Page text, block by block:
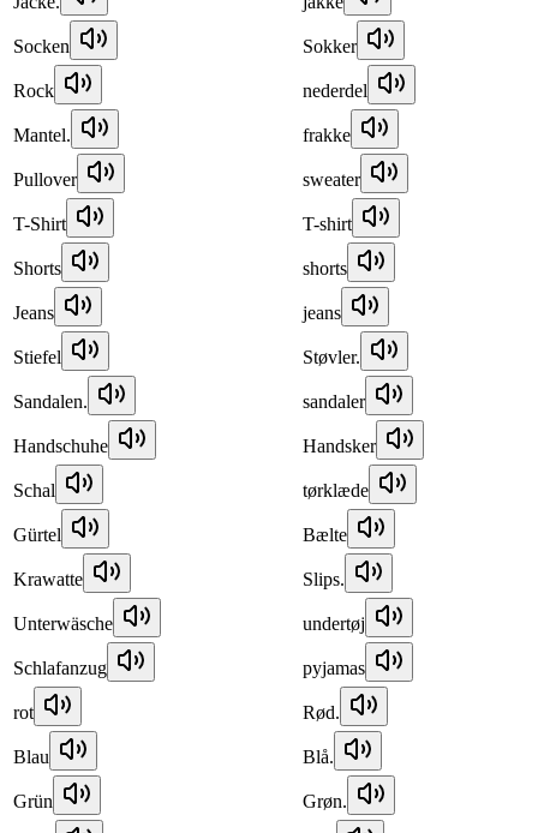
Socken Sokker
Rock nederdel
Mantel. frakke
Pullover sweater
T-Shirt T-shirt
Shorts shorts
Jeans jeans
Stiefel Støvler.
Sandalen. sandaler
Handschuhe Handsker
Schal tørklæde
Gürtel Bælte
Krawatte Slips.
Unterwäsche undertøj
Schlafanzug pyjamas
rot Rød.
Blau Blå.
Grün Grøn.